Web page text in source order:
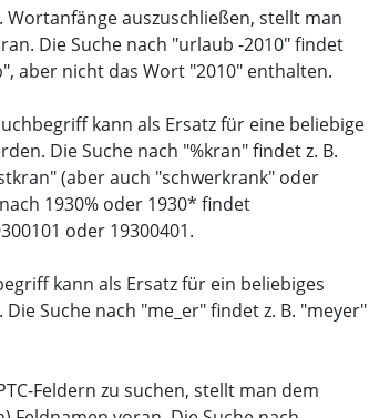
auszuschließen, stellt man
Die Suche nach "urlaub -2010" findet
aber nicht das Wort "2010" enthalten.
kann als Ersatz für eine beliebige
Die Suche nach "%kran" findet z. B.
(aber auch "schwerkrank" oder
1930% oder 1930* findet
oder 19300401.
kann als Ersatz für ein beliebiges
Suche nach "me_er" findet z. B. "meyer"
Feldern zu suchen, stellt man dem